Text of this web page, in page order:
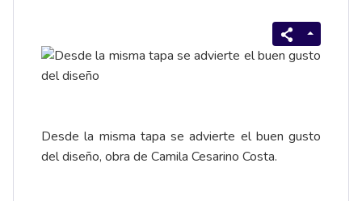
Desde la misma tapa se advierte el buen gusto
del diseño, obra de Camila Cesarino Costa.